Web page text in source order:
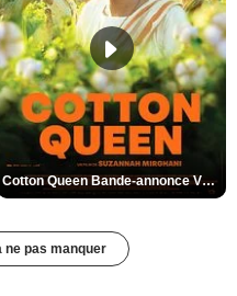
Cotton Queen Bande-annonce VO STFR
ne pas manquer